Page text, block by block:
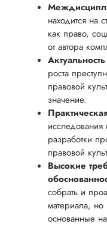
находится на
как право,
от автора
роста
правовой
значение.
исследования
разработки
правовой
Высокие
собрать и
материала,
основанные